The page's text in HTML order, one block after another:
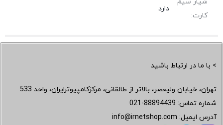
کارت:
دارد
> با ما در ارتباط باشید
تهران، خیابان ولیعصر، بالاتر از طالقانی، مرکزکامپیوترایران، واحد 533
شماره تماس: 021-88894439
آدرس ایمیل: info@irnetshop.com